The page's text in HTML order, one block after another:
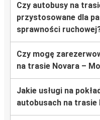
Czy autobusy na
przystosowane dla
sprawności
Czy mogę
na trasie Novara –
Jakie usługi na
autobusach na trasie